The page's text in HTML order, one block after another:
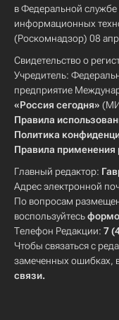
в Федеральной службе
информационных
(Роскомнадзор) 08
Свидетельство о
Учредитель:
предприятие
«Россия сегодня»
Правила
Политика
Правила применения
Главный редактор:
Адрес электронной
По вопросам
воспользуйтесь
Телефон Редакции: 7
Чтобы связаться с
замеченных ошибках,
связи.